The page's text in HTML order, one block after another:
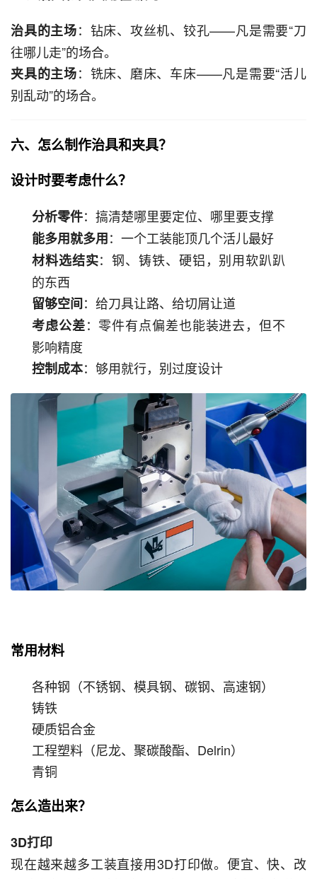
治具的主场：钻床、攻丝机、铰孔——凡是需要“刀
往哪儿走”的场合。
夹具的主场：铣床、磨床、车床——凡是需要“活儿
别乱动”的场合。
六、怎么制作治具和夹具？
设计时要考虑什么？
分析零件：搞清楚哪里要定位、哪里要支撑
能多用就多用：一个工装能顶几个活儿最好
材料选结实：钢、铸铁、硬铝，别用软趴趴
的东西
留够空间：给刀具让路、给切屑让道
考虑公差：零件有点偏差也能装进去，但不
影响精度
控制成本：够用就行，别过度设计
常用材料
各种钢（不锈钢、模具钢、碳钢、高速钢）
铸铁
硬质铝合金
工程塑料（尼龙、聚碳酸酯、Delrin）
青铜
怎么造出来？
3D打印
现在越来越多工装直接用3D打印做。便宜、快、改